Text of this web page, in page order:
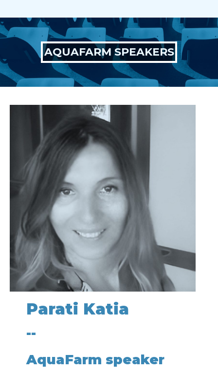
AQUAFARM SPEAKERS
Parati Katia
--
AquaFarm speaker